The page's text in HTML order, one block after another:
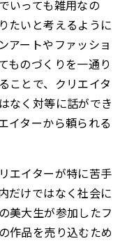
いっても雑用なの
たいと考えるように
アートやファッショ
ものづくりを一通り
ことで、クリエイタ
なく対等に話ができ
イターから頼られる
エイターが特に苦手
だけではなく社会に
美大生が参加したフ
作品を売り込むため